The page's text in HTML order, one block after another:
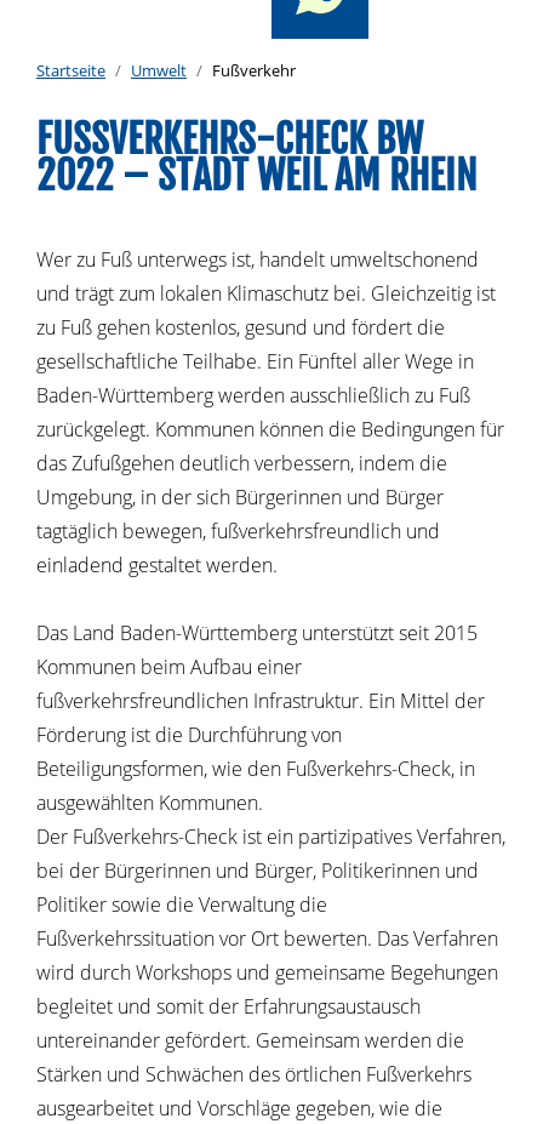
Startseite Umwelt Fußverkehr
FUSSVERKEHRS-CHECK BW 2
022 – STADT WEIL AM RHEIN
Wer zu Fuß unterwegs ist, handelt umweltschonend
und trägt zum lokalen Klimaschutz bei. Gleichzeitig ist
zu Fuß gehen kostenlos, gesund und fördert die
gesellschaftliche Teilhabe. Ein Fünftel aller Wege in
Baden-Württemberg werden ausschließlich zu Fuß
zurückgelegt. Kommunen können die Bedingungen für
das Zufußgehen deutlich verbessern, indem die
Umgebung, in der sich Bürgerinnen und Bürger
tagtäglich bewegen, fußverkehrsfreundlich und
einladend gestaltet werden.
Das Land Baden-Württemberg unterstützt seit 2015
Kommunen beim Aufbau einer
fußverkehrsfreundlichen Infrastruktur. Ein Mittel der
Förderung ist die Durchführung von
Beteiligungsformen, wie den Fußverkehrs-Check, in
ausgewählten Kommunen.
Der Fußverkehrs-Check ist ein partizipatives Verfahren,
bei der Bürgerinnen und Bürger, Politikerinnen und
Politiker sowie die Verwaltung die
Fußverkehrssituation vor Ort bewerten. Das Verfahren
wird durch Workshops und gemeinsame Begehungen
begleitet und somit der Erfahrungsaustausch
untereinander gefördert. Gemeinsam werden die
Stärken und Schwächen des örtlichen Fußverkehrs
ausgearbeitet und Vorschläge gegeben, wie die